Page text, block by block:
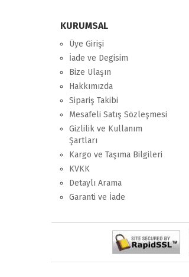
KURUMSAL
Üye Girişi
İade ve Degisim
Bize Ulaşın
Hakkımızda
Sipariş Takibi
Mesafeli Satış Sözleşmesi
Gizlilik ve Kullanım
Şartları
Kargo ve Taşıma Bilgileri
KVKK
Detaylı Arama
Garanti ve İade